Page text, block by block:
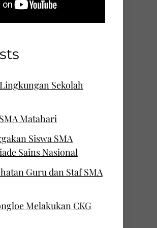
Sekolah
Matahari
Siswa SMA
Sains Nasional
Guru dan Staf SMA
Melakukan CKG